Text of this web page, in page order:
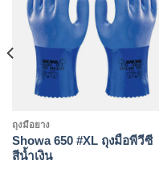
wishlist
ถุงมือยาง
Showa 650 #XL ถุงมือพีวีซี
สีน้ำเงิน